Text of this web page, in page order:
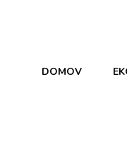
DOMOV